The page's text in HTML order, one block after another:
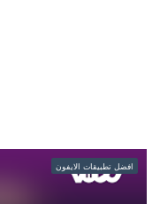
تنزيل
برنامج
افضل تطبيقات الايفون